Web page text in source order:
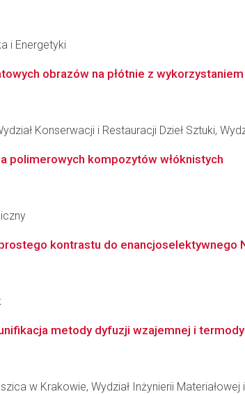
i Energetyki
obrazów na płótnie z
Konserwacji i Restauracji Dzieł Sztuki,
polimerowych kompozytów włóknistych
kontrastu do enancjoselektywnego
metody dyfuzji wzajemnej i
w Krakowie, Wydział Inżynierii Materiałowej